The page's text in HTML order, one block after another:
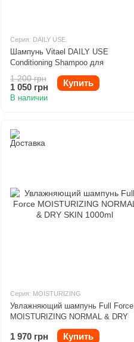
Серия: DAILY USE
Шампунь Vitael DAILY USE
Conditioning Shampoo для
повседневного использования
1000ml
1 200 грн
1 050 грн Купить
В наличии
Серия: MOISTURIZING
Увлажняющий шампунь Full Force
MOISTURIZING NORMAL & DRY
1 970 грн Купить